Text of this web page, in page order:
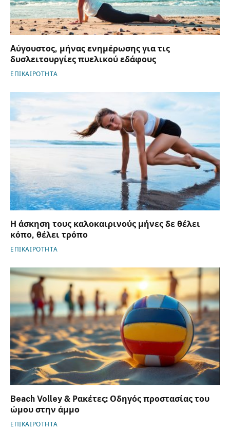
Αύγουστος, μήνας ενημέρωσης για τις
δυσλειτουργίες πυελικού εδάφους
ΕΠΙΚΑΙΡΟΤΗΤΑ
Η άσκηση τους καλοκαιρινούς μήνες δε θέλει
κόπο, θέλει τρόπο
ΕΠΙΚΑΙΡΟΤΗΤΑ
Beach Volley & Ρακέτες: Οδηγός προστασίας του
ώμου στην άμμο
ΕΠΙΚΑΙΡΟΤΗΤΑ